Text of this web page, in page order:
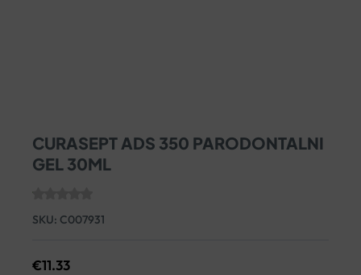
CURASEPT ADS 350 PARODONTALNI
GEL 30ML
SKU: C007931
€11.33